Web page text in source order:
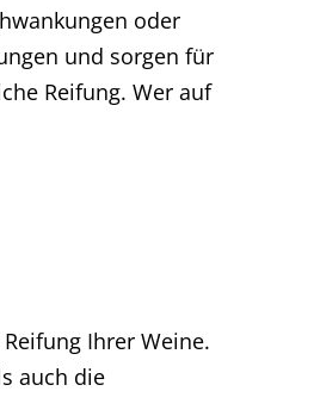
oder
und sorgen für
Reifung. Wer auf
Ihrer Weine.
auch die